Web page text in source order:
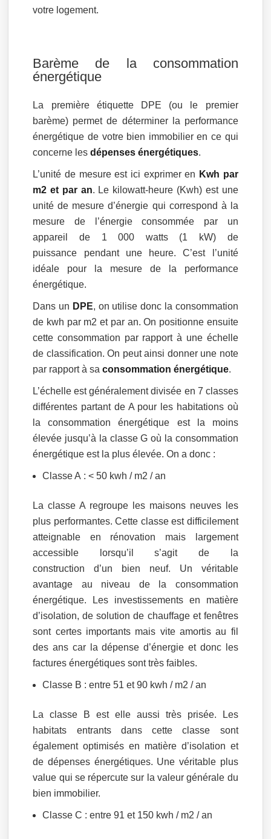
votre logement.
Barème de la consommation
énergétique
La première étiquette DPE (ou le premier
barème) permet de déterminer la performance
énergétique de votre bien immobilier en ce qui
concerne lesdépenses énergétiques.
L’unité de mesure est ici exprimer en Kwh par
m2 et par an. Le kilowatt-heure (Kwh) est une
unité de mesure d’énergie qui correspond à la
mesure de l’énergie consommée par un
appareil de 1 000 watts (1 kW) de
puissance pendant une heure. C’est l’unité
idéale pour la mesure de la performance
énergétique.
Dans un DPE, on utilise donc la consommation
de kwh par m2 et par an. On positionne ensuite
cette consommation par rapport à une échelle
de classification. On peut ainsi donner une note
par rapport à saconsommation énergétique.
L’échelle est généralement divisée en 7 classes
différentes partant de A pour les habitations où
la consommation énergétique est la moins
élevée jusqu’à la classe G où la consommation
énergétique est la plus élevée. On a donc :
Classe A : < 50 kwh / m2 / an
La classe A regroupe les maisons neuves les
plus performantes. Cette classe est difficilement
atteignable en rénovation mais largement
accessible lorsqu’il s’agit de la
construction d’un bien neuf. Un véritable
avantage au niveau de la consommation
énergétique. Les investissements en matière
d’isolation, de solution de chauffage et fenêtres
sont certes importants mais vite amortis au fil
des ans car la dépense d’énergie et donc les
factures énergétiques sont très faibles.
Classe B : entre 51 et 90 kwh / m2 / an
La classe B est elle aussi très prisée. Les
habitats entrants dans cette classe sont
également optimisés en matière d’isolation et
de dépenses énergétiques. Une véritable plus
value qui se répercute sur la valeur générale du
bien immobilier.
Classe C : entre 91 et 150 kwh / m2 / an